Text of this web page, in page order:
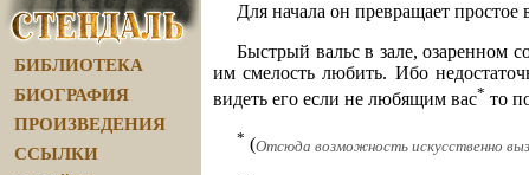
БИБЛИОТЕКА
БИОГРАФИЯ
ПРОИЗВЕДЕНИЯ
ССЫЛКИ
Для начала он превращает
Быстрый вальс в зале, озаренном
им смелость любить. Ибо
видеть его если не любящим вас* то
* (Отсюда возможность искусственно